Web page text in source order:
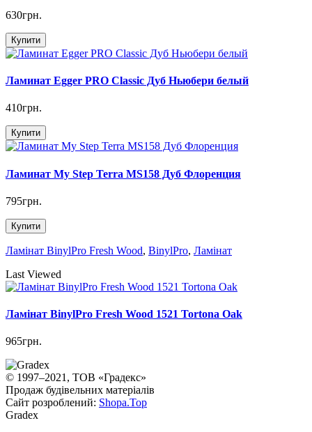
630грн.
Купити
Ламинат Egger PRO Classic Дуб Ньюбери белый
410грн.
Купити
Ламинат My Step Terra MS158 Дуб Флоренция
795грн.
Купити
Ламінат BinylPro Fresh Wood, BinylPro, Ламінат
Last Viewed
Ламінат BinylPro Fresh Wood 1521 Tortona Oak
965грн.
© 1997–2021, ТОВ «Градекс»
Продаж будівельних матеріалів
Сайт розроблений: Shopa.Top
Gradex